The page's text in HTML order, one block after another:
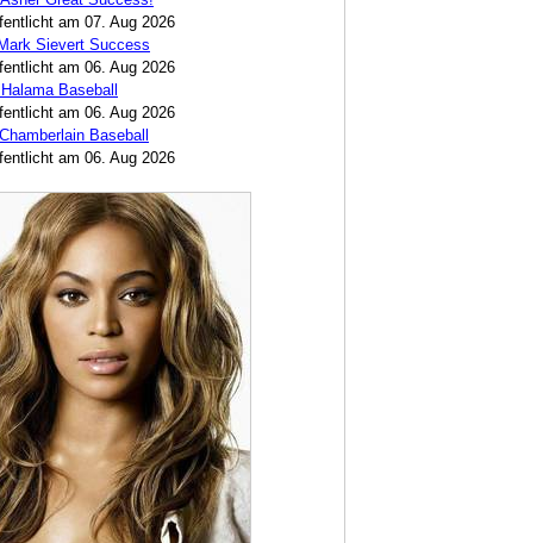
am 07. Aug 2026
Sievert Success
am 06. Aug 2026
Baseball
am 06. Aug 2026
Baseball
am 06. Aug 2026